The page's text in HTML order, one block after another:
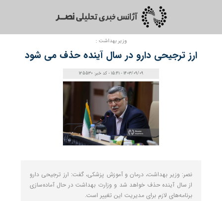
وزیر بهداشت :
ارز ترجیحی دارو در سال آینده حذف می شود
1403/09/09 - 15:41 - کد خبر: 125530
نصر: وزیر بهداشت، درمان و آموزش پزشکی، گفت: ارز ترجیحی دارو
از سال آینده حذف خواهد شد و وزارت بهداشت در حال آماده‌سازی
برنامه‌های لازم برای مدیریت این تغییر است.